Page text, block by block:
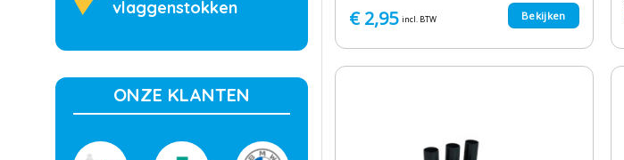
vlaggenstokken
ONZE KLANTEN
€2,95 incl. BTW Bekijken